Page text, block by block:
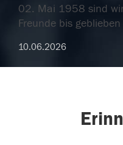
02. Mai 1958 sind
Freunde bis
10.06.2026